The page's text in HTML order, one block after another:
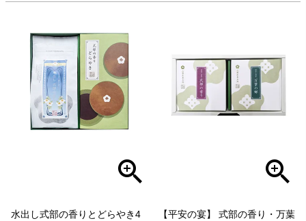
水出し式部の香りとどらやき4
【平安の宴】 式部の香り・万葉